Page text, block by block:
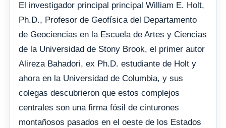
El investigador principal principal William E. Holt,
Ph.D., Profesor de Geofísica del Departamento
de Geociencias en la Escuela de Artes y Ciencias
de la Universidad de Stony Brook, el primer autor
Alireza Bahadori, ex Ph.D. estudiante de Holt y
ahora en la Universidad de Columbia, y sus
colegas descubrieron que estos complejos
centrales son una firma fósil de cinturones
montañosos pasados ​​​​en el oeste de los Estados